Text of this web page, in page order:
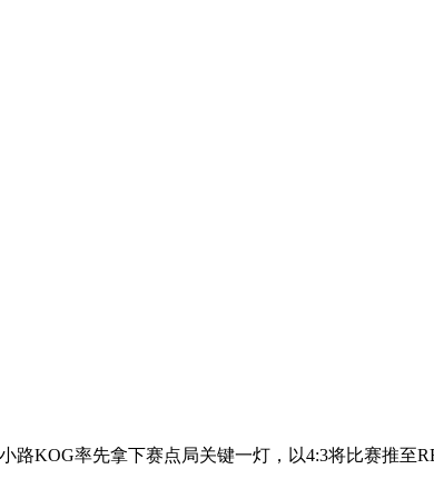
率先拿下赛点局关键一灯，以4:3将比赛推至